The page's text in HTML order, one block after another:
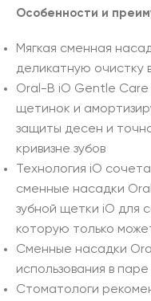
Особенности и
Мягкая сменная
деликатную очистку
Oral-B iO Gentle
щетинок и
защиты десен и
кривизне зубов
Технология iO
сменные насадки
зубной щетки iO для
которую только
Сменные насадки
использования в
Стоматологи